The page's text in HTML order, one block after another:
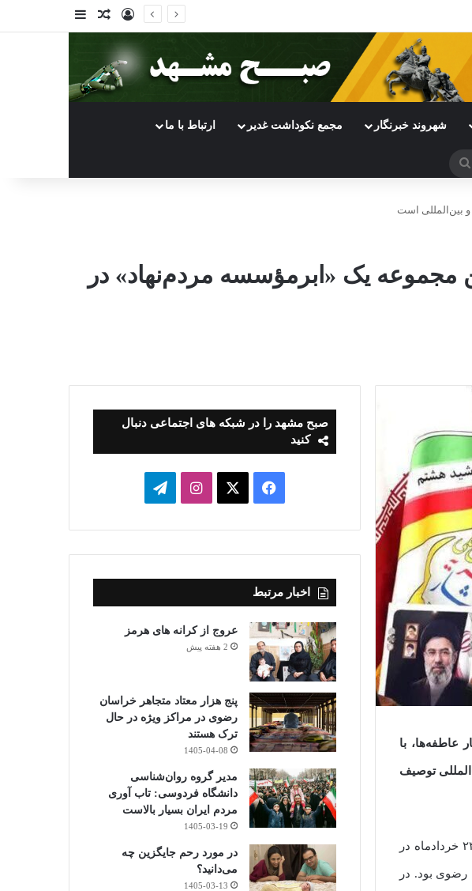
ورودنوشته تصادفی
سایدبار
شهروند خبرنگار مجمع نکوداشت غدیر ارتباط با ما
جستجو
بین‌المللی است
مجموعه یک «ابرمؤسسه مردم‌نهاد» در
عاطفه‌ها، با
توصیف
به گزارش صبح مشهد، محمدجواد فولاد، مدیرعامل بنیاد بین‌المللی خیریه آبشار عاطفه‌ها، صبح شنبه ۲۳ خردادماه در
رضوی بود. در
صبح مشهد را در شبکه های اجتماعی دنبال
کنید
فیسبوک ایکساینستاگرامتلگرام
اخبار مرتبط
عروج از کرانه های هرمز
2 هفته پیش
پنج هزار معتاد متجاهر خراسان
رضوی در مراکز ویژه در حال
ترک هستند
1405-04-08
مدیر گروه روان‌شناسی
دانشگاه فردوسی: تاب آوری
مردم ایران بسیار بالاست
1405-03-19
در مورد رحم جایگزین چه
می‌دانید؟
1405-03-13